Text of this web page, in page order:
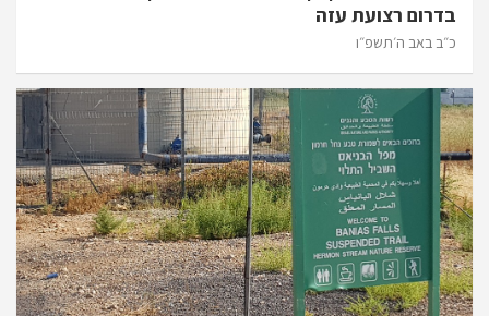
בדרום רצועת עזה
כ״ב באב ה׳תשפ״ו